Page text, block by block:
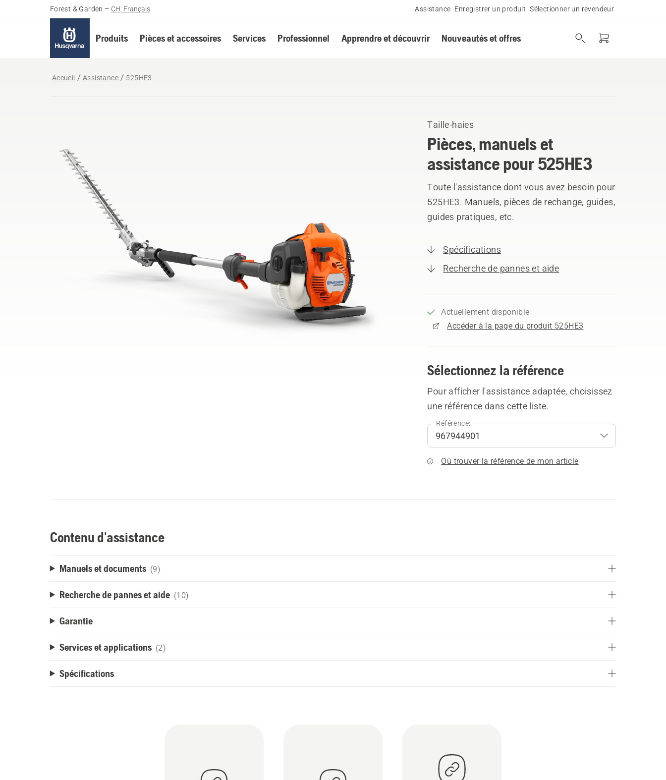
Forest & Garden – CH, Français Assistance Enregistrer un produit Sélectionner un revendeur
Produits Pièces et accessoires Services Professionnel Apprendre et découvrir Nouveautés et offres
Accueil Assistance 525HE3
Taille-haies
Pièces, manuels et
assistance pour 525HE3
Toute l'assistance dont vous avez besoin pour
525HE3. Manuels, pièces de rechange, guides,
guides pratiques, etc.
Spécifications
Recherche de pannes et aide
Actuellement disponible
Accéder à la page du produit 525HE3
Sélectionnez la référence
Pour afficher l'assistance adaptée, choisissez
une référence dans cette liste.
Référence:
Où trouver la référence de mon article
Contenu d'assistance
Manuels et documents (9)
Recherche de pannes et aide (10)
Garantie
Services et applications (2)
Spécifications